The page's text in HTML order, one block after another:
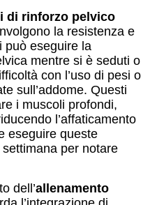
di rinforzo pelvico
la resistenza e
può eseguire la
mentre si è seduti o
con l’uso di pesi o
sull’addome. Questi
i muscoli profondi,
l’affaticamento
eseguire queste
per notare
dell’allenamento